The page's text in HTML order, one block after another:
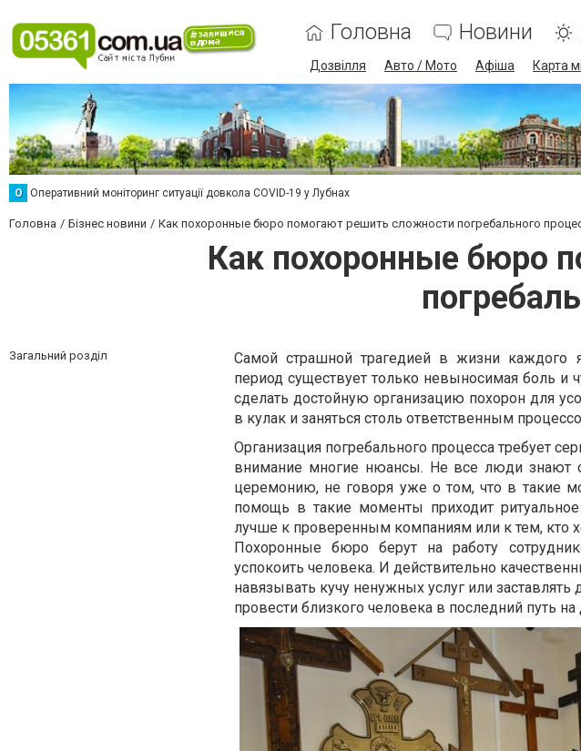
Головна Новини
Дозвілля Авто / Мото Афіша Карта
О Оперативний моніторинг ситуації довкола COVID-19 у Лубнах
Головна Бізнес новини Как похоронные бюро помогают решить сложности погребального
Как похоронные бюро
Загальний розділ
Самой страшной трагедией в жизни каждого
период существует только невыносимая боль и
сделать достойную организацию похорон для
в кулак и заняться столь ответственным
Организация погребального процесса требует
внимание многие нюансы. Не все люди знают
церемонию, не говоря уже о том, что в такие
помощь в такие моменты приходит ритуальное
лучше к проверенным компаниям или к тем, кто
Похоронные бюро берут на работу
успокоить человека. И действительно
навязывать кучу ненужных услуг или заставлять
провести близкого человека в последний путь